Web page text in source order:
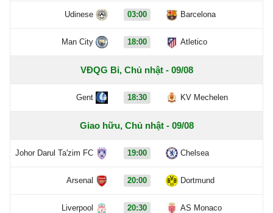
Udinese 03:00 Barcelona
Man City 18:00 Atletico
VĐQG Bỉ, Chủ nhật - 09/08
Gent 18:30 KV Mechelen
Giao hữu, Chủ nhật - 09/08
Johor Darul Ta'zim FC 19:00 Chelsea
Arsenal 20:00 Dortmund
Liverpool 20:30 AS Monaco